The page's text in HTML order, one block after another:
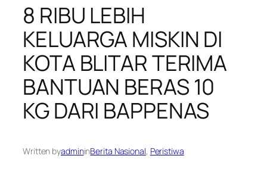
8 RIBU LEBIH
KELUARGA MISKIN DI
KOTA BLITAR TERIMA
BANTUAN BERAS 10
KG DARI BAPPENAS
Written byadmininBerita Nasional, Peristiwa